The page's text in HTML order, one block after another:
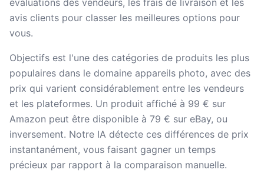
évaluations des vendeurs, les frais de livraison et les
avis clients pour classer les meilleures options pour
vous.
Objectifs est l'une des catégories de produits les plus
populaires dans le domaine appareils photo, avec des
prix qui varient considérablement entre les vendeurs
et les plateformes. Un produit affiché à 99 € sur
Amazon peut être disponible à 79 € sur eBay, ou
inversement. Notre IA détecte ces différences de prix
instantanément, vous faisant gagner un temps
précieux par rapport à la comparaison manuelle.